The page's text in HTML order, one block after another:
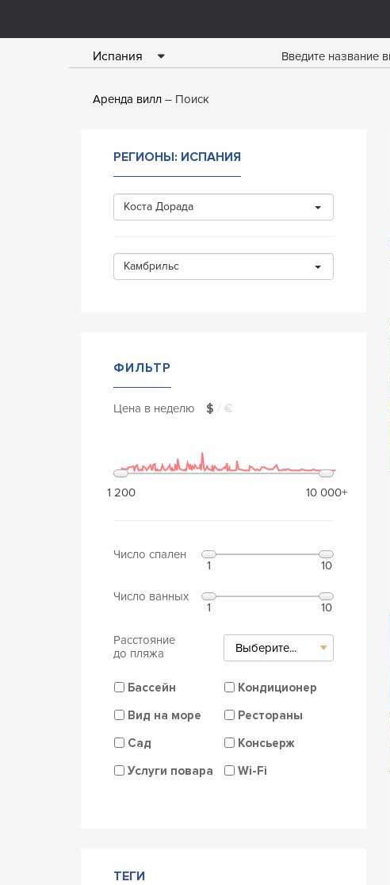
Испания
Аренда вилл Поиск
РЕГИОНЫ: ИСПАНИЯ
Коста Дорада
Камбрильс
ФИЛЬТР
Цена в неделю $ / €
1 200 10 000+
Число спален
1 10
Число ванных
1 10
Расстояние
до пляжа
Выберите...
Бассейн
Вид на море
Сад
Услуги повара
Кондиционер
Рестораны
Консьерж
Wi-Fi
ТЕГИ